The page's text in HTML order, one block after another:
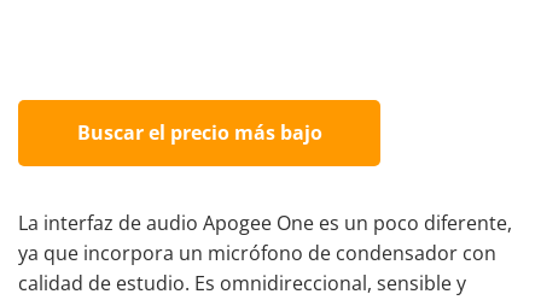
Buscar el precio más bajo
La interfaz de audio Apogee One es un poco diferente,
ya que incorpora un micrófono de condensador con
calidad de estudio. Es omnidireccional, sensible y